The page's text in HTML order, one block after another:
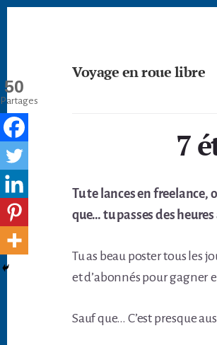
principale
Voyage en roue libre
digital
nomade
freelance
7
Tu te lances en
que… tu passes des
Tu as beau poster tous les
et d’abonnés pour gagner
Sauf que… C’est presque
50
Partages